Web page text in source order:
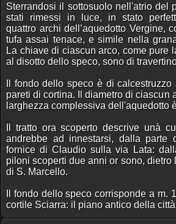
Sterrandosi il sottosuolo nell'atrio del
stati rimessi in luce, in stato
quattro archi dell’aquedotto Vergine,
tufa assai tenace, e simile nella
La chiave di ciascun arco, come pure
al disotto dello speco, sono di
Il fondo dello speco è di
pareti di cortina. Il diametro di ciascun
larghezza complessiva dell'aquedotto
Il tratto ora scoperto descrive unà
andrebbe ad innestarsi, dalla parte
fornice di Claudio sulla via Lata:
piloni scoperti due anni or sono, dietro
di S. Marcello.
Il fondo dello speco corrisponde a m.
cortile Sciarra: il piano antico della